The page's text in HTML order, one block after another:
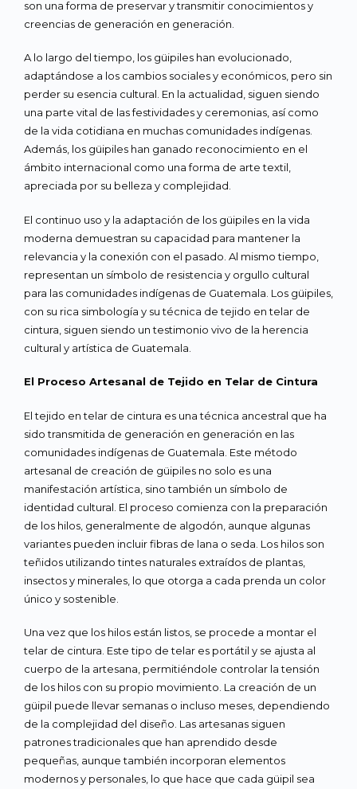
son una forma de preservar y transmitir conocimientos y
creencias de generación en generación.
A lo largo del tiempo, los güipiles han evolucionado,
adaptándose a los cambios sociales y económicos, pero sin
perder su esencia cultural. En la actualidad, siguen siendo
una parte vital de las festividades y ceremonias, así como
de la vida cotidiana en muchas comunidades indígenas.
Además, los güipiles han ganado reconocimiento en el
ámbito internacional como una forma de arte textil,
apreciada por su belleza y complejidad.
El continuo uso y la adaptación de los güipiles en la vida
moderna demuestran su capacidad para mantener la
relevancia y la conexión con el pasado. Al mismo tiempo,
representan un símbolo de resistencia y orgullo cultural
para las comunidades indígenas de Guatemala. Los güipiles,
con su rica simbología y su técnica de tejido en telar de
cintura, siguen siendo un testimonio vivo de la herencia
cultural y artística de Guatemala.
El Proceso Artesanal de Tejido en Telar de Cintura
El tejido en telar de cintura es una técnica ancestral que ha
sido transmitida de generación en generación en las
comunidades indígenas de Guatemala. Este método
artesanal de creación de güipiles no solo es una
manifestación artística, sino también un símbolo de
identidad cultural. El proceso comienza con la preparación
de los hilos, generalmente de algodón, aunque algunas
variantes pueden incluir fibras de lana o seda. Los hilos son
teñidos utilizando tintes naturales extraídos de plantas,
insectos y minerales, lo que otorga a cada prenda un color
único y sostenible.
Una vez que los hilos están listos, se procede a montar el
telar de cintura. Este tipo de telar es portátil y se ajusta al
cuerpo de la artesana, permitiéndole controlar la tensión
de los hilos con su propio movimiento. La creación de un
güipil puede llevar semanas o incluso meses, dependiendo
de la complejidad del diseño. Las artesanas siguen
patrones tradicionales que han aprendido desde
pequeñas, aunque también incorporan elementos
modernos y personales, lo que hace que cada güipil sea